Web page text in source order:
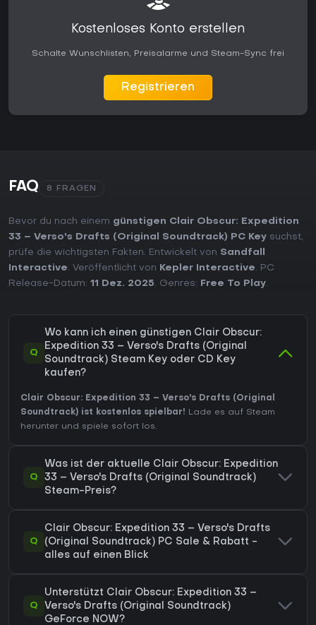
Kostenloses Konto erstellen
Schalte Wunschlisten, Preisalarme und Steam-Sync frei
Registrieren
FAQ 8 FRAGEN
Bevor du nach einem günstigen Clair Obscur: Expedition
33 – Verso's Drafts (Original Soundtrack) PC Key suchst,
prüfe die wichtigsten Fakten. Entwickelt von Sandfall
Interactive. Veröffentlicht von Kepler Interactive. PC
Release-Datum: 11 Dez. 2025. Genres: Free To Play.
Q
Wo kann ich einen günstigen Clair Obscur:
Expedition 33 – Verso's Drafts (Original
Soundtrack) Steam Key oder CD Key
kaufen?
Clair Obscur: Expedition 33 – Verso's Drafts (Original
Soundtrack) ist kostenlos spielbar! Lade es auf Steam
herunter und spiele sofort los.
Q
Was ist der aktuelle Clair Obscur: Expedition
33 – Verso's Drafts (Original Soundtrack)
Steam-Preis?
Q
Clair Obscur: Expedition 33 – Verso's Drafts
(Original Soundtrack) PC Sale & Rabatt -
alles auf einen Blick
Q
Unterstützt Clair Obscur: Expedition 33 –
Verso's Drafts (Original Soundtrack)
GeForce NOW?